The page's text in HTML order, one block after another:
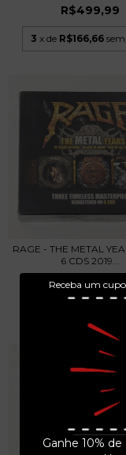
Receba um
Ganhe 10%
R$499,99
3 x de R$166,66
RAGE - THE METAL
6 CDS 2019...
R$599,99